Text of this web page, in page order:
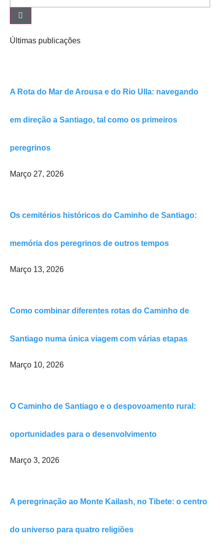
Últimas publicações
A Rota do Mar de Arousa e do Rio Ulla: navegando
em direção a Santiago, tal como os primeiros
peregrinos
Março 27, 2026
Os cemitérios históricos do Caminho de Santiago:
memória dos peregrinos de outros tempos
Março 13, 2026
Como combinar diferentes rotas do Caminho de
Santiago numa única viagem com várias etapas
Março 10, 2026
O Caminho de Santiago e o despovoamento rural:
oportunidades para o desenvolvimento
Março 3, 2026
A peregrinação ao Monte Kailash, no Tibete: o centro
do universo para quatro religiões